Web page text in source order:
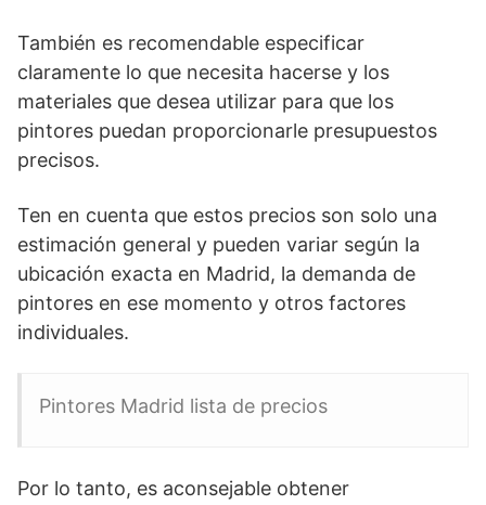
También es recomendable especificar
claramente lo que necesita hacerse y los
materiales que desea utilizar para que los
pintores puedan proporcionarle presupuestos
precisos.
Ten en cuenta que estos precios son solo una
estimación general y pueden variar según la
ubicación exacta en Madrid, la demanda de
pintores en ese momento y otros factores
individuales.
Pintores Madrid lista de precios
Por lo tanto, es aconsejable obtener